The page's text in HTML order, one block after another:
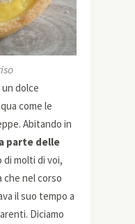
un dolce
come le
Abitando in
parte delle
di molti di voi,
che nel corso
il suo tempo a
Diciamo